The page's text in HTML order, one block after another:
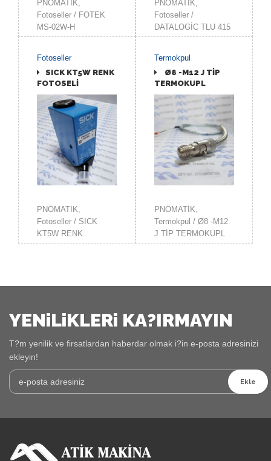
PNÖMATİK,
Fotoseller / FOTEK
MS-02W-H
PNÖMATİK,
Fotoseller /
DATALOGİC TLU 415
C
Fotoseller
SICK KT5W RENK
FOTOSELİ
İNCELE
PNÖMATİK,
Fotoseller / SICK
KT5W RENK
FOTOSELİ
Termokpul
Ø8 -M12 J TİP
TERMOKUPL
İNCELE
PNÖMATİK,
Termokpul / Ø8 -M12
J TİP TERMOKUPL
YENiLiKLERi KA?IRMAYIN
T?m yenilik ve firsatlardan haberdar olmak i?in e-posta adresinizi
ekleyin!
Ekle